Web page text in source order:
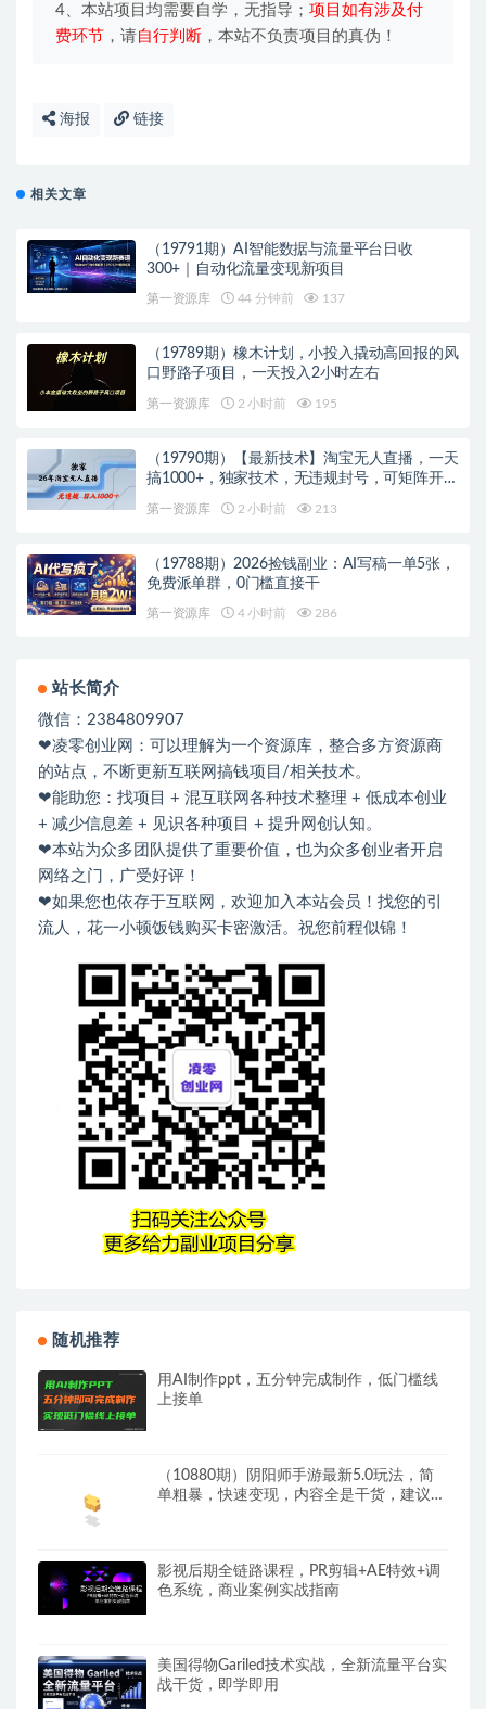
4、本站项目均需要自学，无指导； 项目如有涉及付
费环节 ，请自行判断 ，本站不负责项目的真伪！
海报 链接
相关文章
（19791期）AI智能数据与流量平台日收
300+｜自动化流量变现新项目
第一资源库 44 分钟前 137
（19789期）橡木计划，小投入撬动高回报的风
口野路子项目，一天投入2小时左右
第一资源库 2 小时前 195
（19790期）【最新技术】淘宝无人直播，一天
搞1000+，独家技术，无违规封号，可矩阵开
第一资源库 2 小时前 213
（19788期）2026捡钱副业：AI写稿一单5张，
免费派单群，0门槛直接干
第一资源库 4 小时前 286
站长简介
微信：2384809907
❤凌零创业网：可以理解为一个资源库，整合多方资源商
的站点，不断更新互联网搞钱项目/相关技术。
❤能助您：找项目 + 混互联网各种技术整理 + 低成本创业
+ 减少信息差 + 见识各种项目 + 提升网创认知。
❤本站为众多团队提供了重要价值，也为众多创业者开启
网络之门，广受好评！
❤如果您也依存于互联网，欢迎加入本站会员！找您的引
流人，花一小顿饭钱购买卡密激活。祝您前程似锦！
随机推荐
用AI制作ppt，五分钟完成制作，低门槛线
上接单
（10880期）阴阳师手游最新5.0玩法，简
单粗暴，快速变现，内容全是干货，建议…
影视后期全链路课程，PR剪辑+AE特效+调
色系统，商业案例实战指南
美国得物Gariled技术实战，全新流量平台​实
战干货，即学即用